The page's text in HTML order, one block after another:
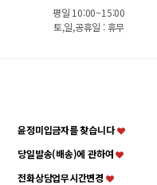
평일 10:00~15:00
토,일,공휴일 : 휴무
윤정미입금자를 찾습니다
당일발송(배송)에 관하여
전화상담업무시간변경